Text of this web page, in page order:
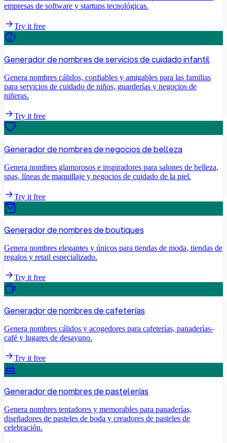
empresas de software y startups tecnológicas.
Try it free
Generador de nombres de servicios de cuidado infantil
Genera nombres cálidos, confiables y amigables para las familias
para servicios de cuidado de niños, guarderías y negocios de
niñeras.
Try it free
Generador de nombres de negocios de belleza
Genera nombres glamorosos e inspiradores para salones de belleza,
spas, líneas de maquillaje y negocios de cuidado de la piel.
Try it free
Generador de nombres de boutiques
Genera nombres elegantes y únicos para tiendas de moda, tiendas de
regalos y retail especializado.
Try it free
Generador de nombres de cafeterías
Genera nombres cálidos y acogedores para cafeterías, panaderías-
café y lugares de desayuno.
Try it free
Generador de nombres de pastelerías
Genera nombres tentadores y memorables para panaderías,
diseñadores de pasteles de boda y creadores de pasteles de
celebración.